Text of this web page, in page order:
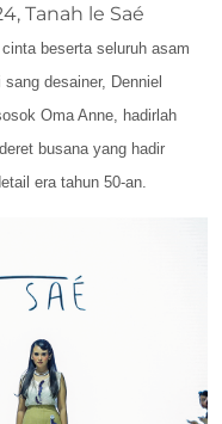
Tanah le Saé
beserta seluruh asam
sang desainer, Denniel
Oma Anne, hadirlah
busana yang hadir
era tahun 50-an.